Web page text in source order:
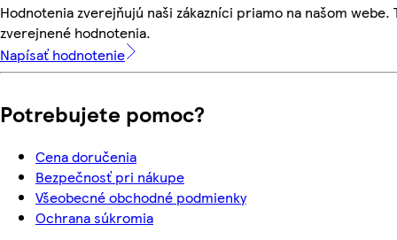
Hodnotenia zverejňujú naši zákazníci priamo na našom webe.
zverejnené hodnotenia.
Napísať hodnotenie
Potrebujete pomoc?
Cena doručenia
Bezpečnosť pri nákupe
Všeobecné obchodné podmienky
Ochrana súkromia